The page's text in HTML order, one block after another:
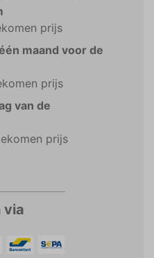
prijs
maand voor de
prijs
van de
prijs
via